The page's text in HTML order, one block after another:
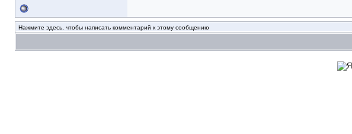
Нажмите здесь, чтобы написать комментарий к этому сообщению